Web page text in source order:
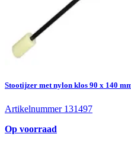
Stootijzer met nylon klos 90 x 140
Artikelnummer 131497
Op voorraad